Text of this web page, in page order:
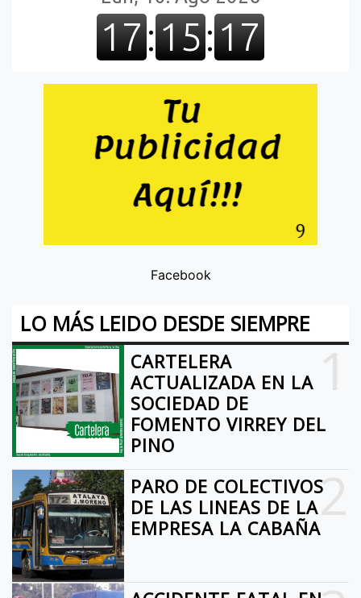
Facebook
LO MÁS LEIDO DESDE SIEMPRE
CARTELERA
ACTUALIZADA EN LA
SOCIEDAD DE
FOMENTO VIRREY DEL
PINO
2
PARO DE COLECTIVOS
DE LAS LINEAS DE LA
EMPRESA LA CABAÑA